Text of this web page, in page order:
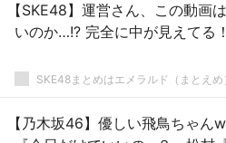
【SKE48】運営さん、この動画
いのか…!? 完全に中が見えてる
SKE48まとめはエメラルド（まとえめ
【乃木坂46】優しい飛鳥ちゃん